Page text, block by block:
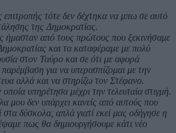
τότε δεν δέχτηκα να μπω σε αυτό
της Δημοκρατίας.
ήμασταν από τους πρώτους που ξεκινήσαμε
και τα καταφέραμε με πολύ
στον Ταύρο και σε ότι με αφορά
για να υπερασπίζομαι με την
αλλά και να στηρίζω τον Στέφανο.
υπηρέτησα μέχρι την τελευταία στιγμή.
μου δεν υπάρχει κανείς από αυτούς που
δύσκολα, απλά γιατί εκεί μας οδήγησε η
πως θα δημιουργήσουμε κάτι νέο